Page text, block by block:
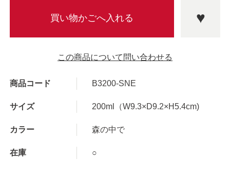
商品コード B3200-SNE
サイズ 200ml（W9.3×D9.2×H5.4cm)
カラー 森の中で
在庫 ○
この商品について問い合わせる